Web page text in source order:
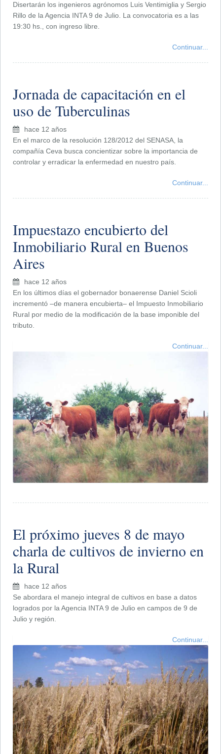
Disertarán los ingenieros agrónomos Luis Ventimiglia y Sergio
Rillo de la Agencia INTA 9 de Julio. La convocatoria es a las
19:30 hs., con ingreso libre.
Continuar...
Jornada de capacitación en el
uso de Tuberculinas
hace 12 años
En el marco de la resolución 128/2012 del SENASA, la
compañía Ceva busca concientizar sobre la importancia de
controlar y erradicar la enfermedad en nuestro país.
Continuar...
Impuestazo encubierto del
Inmobiliario Rural en Buenos
Aires
hace 12 años
En los últimos días el gobernador bonaerense Daniel Scioli
incrementó –de manera encubierta– el Impuesto Inmobiliario
Rural por medio de la modificación de la base imponible del
tributo.
Continuar...
El próximo jueves 8 de mayo
charla de cultivos de invierno en
la Rural
hace 12 años
Se abordara el manejo integral de cultivos en base a datos
logrados por la Agencia INTA 9 de Julio en campos de 9 de
Julio y región.
Continuar...